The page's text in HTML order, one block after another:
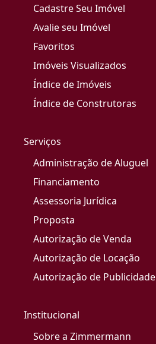
Cadastre Seu Imóvel
Avalie seu Imóvel
Favoritos
Imóveis Visualizados
Índice de Imóveis
Índice de Construtoras
Serviços
Administração de Aluguel
Financiamento
Assessoria Jurídica
Proposta
Autorização de Venda
Autorização de Locação
Autorização de Publicidade
Institucional
Sobre a Zimmermann